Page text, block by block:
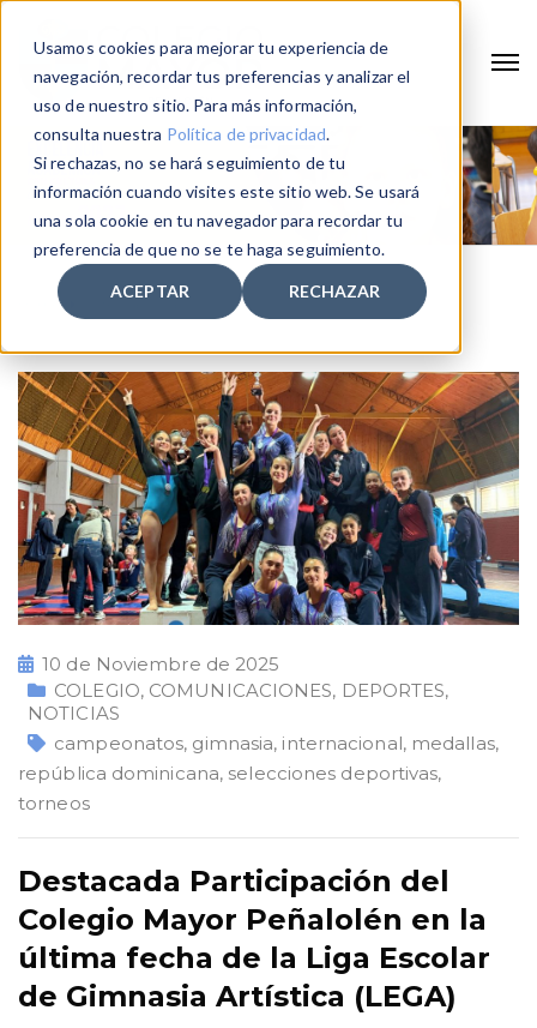
Usamos cookies para mejorar tu experiencia de
navegación, recordar tus preferencias y analizar el
uso de nuestro sitio. Para más información,
consulta nuestra Política de privacidad.
Si rechazas, no se hará seguimiento de tu
información cuando visites este sitio web. Se usará
una sola cookie en tu navegador para recordar tu
preferencia de que no se te haga seguimiento.
ACEPTAR RECHAZAR
Home internacional
10 de Noviembre de 2025
COLEGIO, COMUNICACIONES, DEPORTES,
NOTICIAS
campeonatos, gimnasia, internacional, medallas,
república dominicana, selecciones deportivas,
torneos
Destacada Participación del
Colegio Mayor Peñalolén en la
última fecha de la Liga Escolar
de Gimnasia Artística (LEGA)